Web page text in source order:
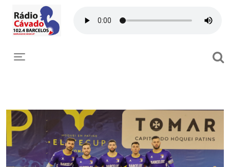
Toggle navigation